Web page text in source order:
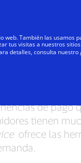
Innovadores
de
de pago
tienen
ofrece las
web. También las usamos
tus visitas a nuestros
detalles, consulta nuestro